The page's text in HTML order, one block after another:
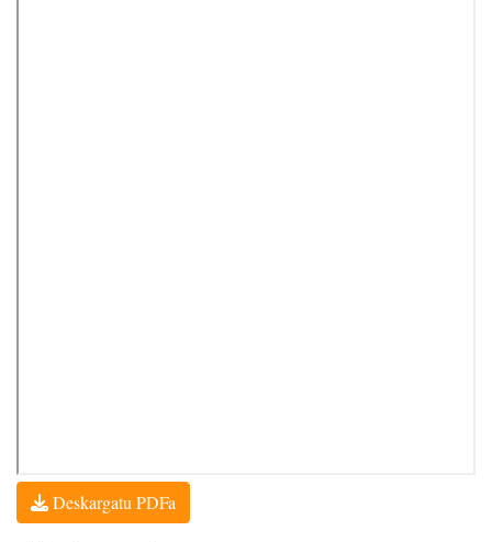
Deskargatu PDFa